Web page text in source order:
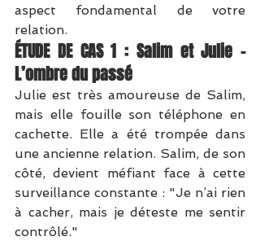
aspect fondamental de votre
relation.
ÉTUDE DE CAS 1 : Salim et Julie –
L’ombre du passé
Julie est très amoureuse de Salim,
mais elle fouille son téléphone en
cachette. Elle a été trompée dans
une ancienne relation. Salim, de son
côté, devient méfiant face à cette
surveillance constante : "Je n’ai rien
à cacher, mais je déteste me sentir
contrôlé."